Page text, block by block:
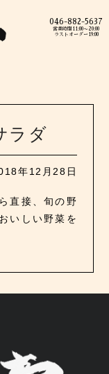
046-882-5637
営業時間11:00〜20:00
ラストオーダー19:00
ラダ
年12月28日
直接、旬の野
いしい野菜を